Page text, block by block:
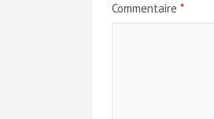
Commentaire *